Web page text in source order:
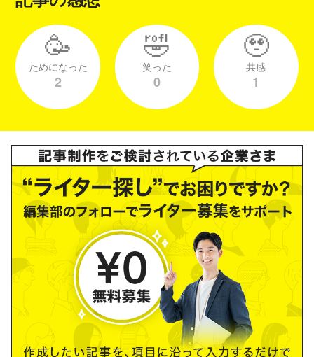
🥳
ためになった
2
🤣
笑った
0
🥹
共感
1